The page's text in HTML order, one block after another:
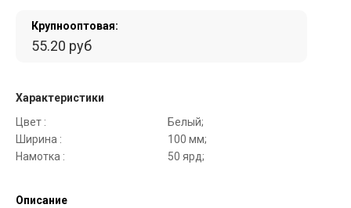
Крупнооптовая:
55.20 руб
Характеристики
Цвет :
Белый;
Ширина :
100 мм;
Намотка :
50 ярд;
Описание